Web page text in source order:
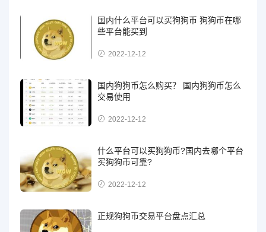
国内什么平台可以买狗狗币 狗狗币在哪
些平台能买到
2022-12-12
国内狗狗币怎么购买？ 国内狗狗币怎么
交易使用
2022-12-12
什么平台可以买狗狗币?国内去哪个平台
买狗狗币可靠?
2022-12-12
正规狗狗币交易平台盘点汇总